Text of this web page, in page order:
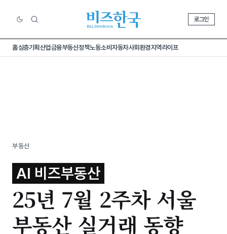
로그인
홈심층기획산업금융부동산정책노동소비 자동차사회환경지역라이프
부동산
AI 비즈부동산
25년 7월 2주차 서울
부동산 실거래 동향